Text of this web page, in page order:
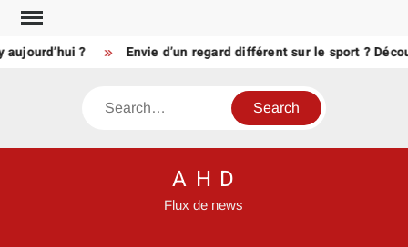
Skip
content
? Envie d’un regard différent sur le sport ?
Search
A H D
Flux de news